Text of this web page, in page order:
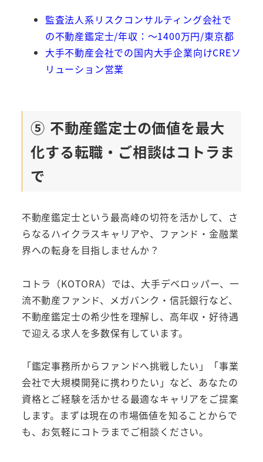
監査法人系リスクコンサルティング会社で
の不動産鑑定士/年収：～1400万円/東京都
大手不動産会社での国内大手企業向けCREソ
リューション営業
⑤ 不動産鑑定士の価値を最大
化する転職・ご相談はコトラま
で
不動産鑑定士という最高峰の切符を活かして、さ
らなるハイクラスキャリアや、ファンド・金融業
界への転身を目指しませんか？
コトラ（KOTORA）では、大手デベロッパー、一
流不動産ファンド、メガバンク・信託銀行など、
不動産鑑定士の希少性を理解し、高年収・好待遇
で迎える求人を多数保有しています。
「鑑定事務所からファンドへ挑戦したい」「事業
会社で大規模開発に携わりたい」など、あなたの
資格とご経験を活かせる最適なキャリアをご提案
します。まずは現在の市場価値を知ることからで
も、お気軽にコトラまでご相談ください。